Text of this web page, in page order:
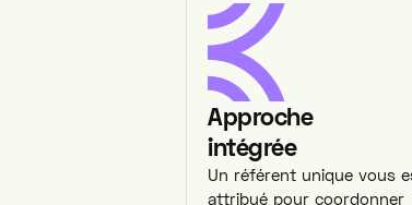
Approche
intégrée
Un référent unique vous
attribué pour coordonner